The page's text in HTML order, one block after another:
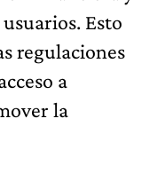
Esto
regulaciones
a
la